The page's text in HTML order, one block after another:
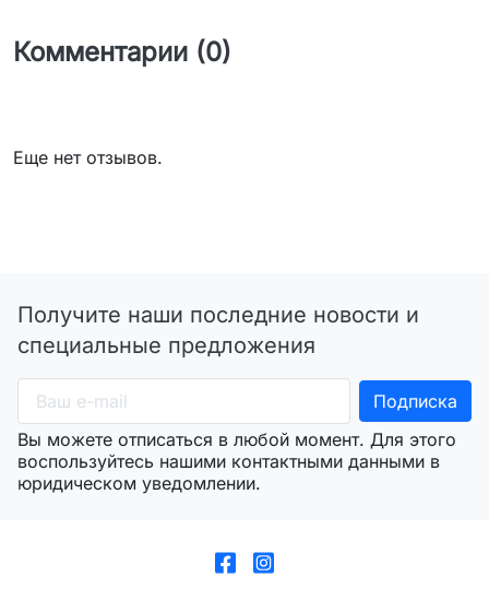
Комментарии (0)
Еще нет отзывов.
Получите наши последние новости и
специальные предложения
Вы можете отписаться в любой момент. Для этого
воспользуйтесь нашими контактными данными в
юридическом уведомлении.